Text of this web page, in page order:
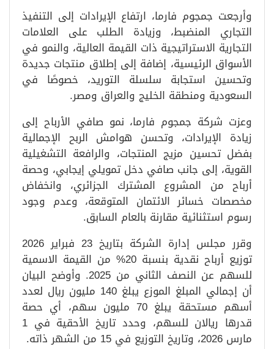
وأرجعت جمجوم فارما، ارتفاع الإيرادات إلى التنفيذ
التجاري المنضبط، وزيادة الطلب على العلامات
التجارية الاستراتيجية ذات القيمة العالية، والنمو في
الأسواق الرئيسية، إضافة إلى إطلاق منتجات جديدة
وتحسين استجابة سلسلة التوريد، خصوصًا في
السعودية ومنطقة الخليج والعراق ومصر.
وعزت شركة جمجوم فارما، نمو صافي الأرباح إلى
زيادة الإيرادات، وتحسن هوامش الربح الإجمالية
بفضل تحسين مزيج المنتجات، والرافعة التشغيلية
القوية، إلى جانب صافي دخل تمويلي إيجابي، وحصة
أرباح من المشروع المشترك الجزائري، وانخفاض
مخصصات خسائر الائتمان المتوقعة، وعدم وجود
رسوم استثنائية مقارنة بالعام السابق.
وقرر مجلس إدارة الشركة بتاريخ 23 فبراير 2026
توزيع أرباح نقدية بنسبة 20% من القيمة الاسمية
للسهم عن النصف الثاني من 2025. وأوضح البيان
أن إجمالي المبلغ الموزع يبلغ 140 مليون ريال لعدد
أسهم مستحقة يبلغ 70 مليون سهم، أي حصة
قدرها ريالان للسهم، وحدد تاريخ الأحقية في 1
مارس 2026، وتاريخ التوزيع في 15 من الشهر ذاته.